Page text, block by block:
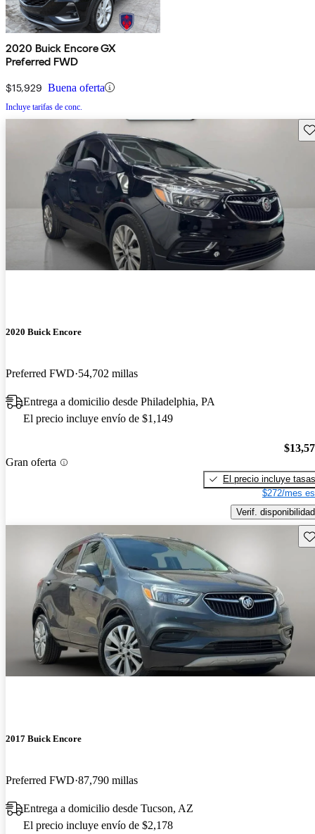
2020 Buick Encore GX
Preferred FWD
$15,929 Buena oferta
Incluye tarifas de conc.
2020 Buick Encore
Preferred FWD 54,702 millas
Entrega a domicilio desde Philadelphia, PA
El precio incluye envío de $1,149
Gran oferta
El precio incluye tasas
$272/mes
Verif. disponibilidad
2017 Buick Encore
Preferred FWD 87,790 millas
Entrega a domicilio desde Tucson, AZ
El precio incluye envío de $2,178